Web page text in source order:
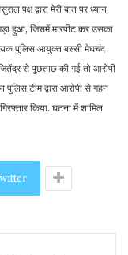
पक्ष द्वारा मेरी बात पर ध्यान
हुआ, जिसमें मारपीट कर उसका
पुलिस आयुक्त बस्सी मेघचंद
जितेंद्र से पूछताछ की गई तो आरोपी
टीम द्वारा आरोपी से गहन
किया. घटना में शामिल